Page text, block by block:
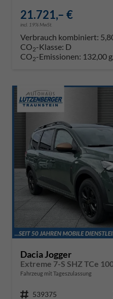
21.721,– €
incl. 19% MwSt.
Verbrauch kombiniert:
CO2-Klasse: D
CO2-Emissionen: 132,00
Dacia Jogger
Extreme 7-S SHZ TCe
Fahrzeug mit Tageszulassung
Fahrzeugnr. 539375